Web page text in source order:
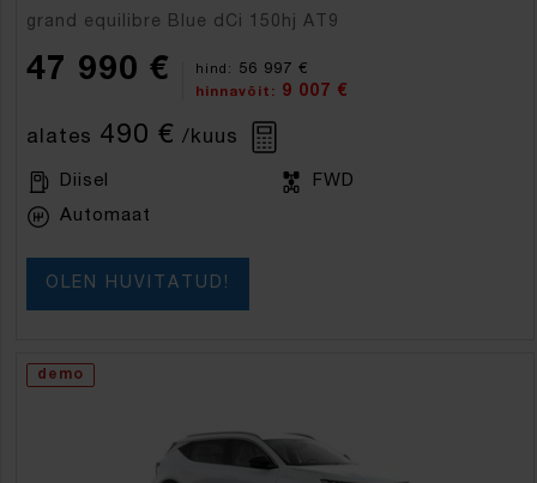
grand equilibre Blue dCi 150hj AT9
47 990 € hind: 56 997 €
hinnavõit: 9 007 €
alates 490 € /kuus
Diisel
FWD
Automaat
OLEN HUVITATUD!
demo